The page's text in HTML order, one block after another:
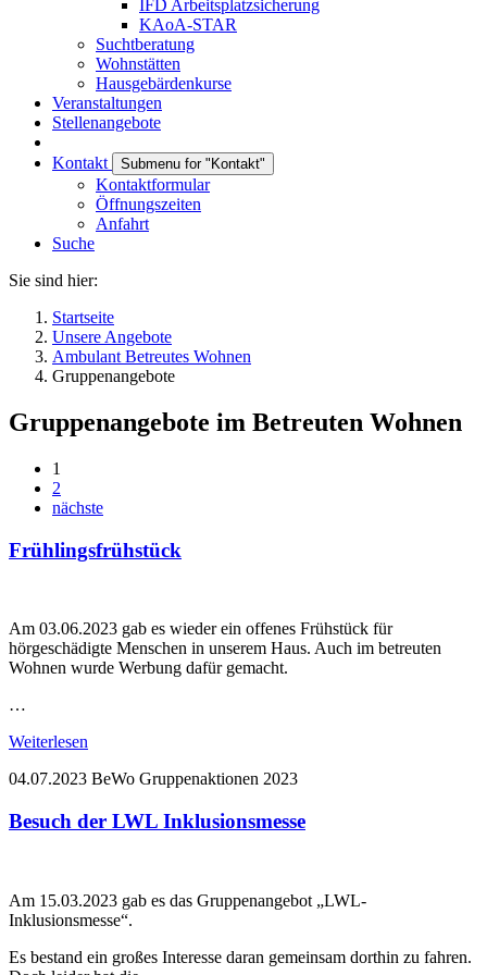
IFD Arbeitsplatzsicherung
KAoA-STAR
Suchtberatung
Wohnstätten
Hausgebärdenkurse
Veranstaltungen
Stellenangebote
Kontakt Submenu for "Kontakt"
Kontaktformular
Öffnungszeiten
Anfahrt
Suche
Sie sind hier:
Startseite
Unsere Angebote
Ambulant Betreutes Wohnen
Gruppenangebote
Gruppenangebote im Betreuten Wohnen
1
2
nächste
Frühlingsfrühstück
Am 03.06.2023 gab es wieder ein offenes Frühstück für
hörgeschädigte Menschen in unserem Haus. Auch im betreuten
Wohnen wurde Werbung dafür gemacht.
…
Weiterlesen
04.07.2023 BeWo Gruppenaktionen 2023
Besuch der LWL Inklusionsmesse
Am 15.03.2023 gab es das Gruppenangebot „LWL-
Inklusionsmesse“.
Es bestand ein großes Interesse daran gemeinsam dorthin zu fahren.